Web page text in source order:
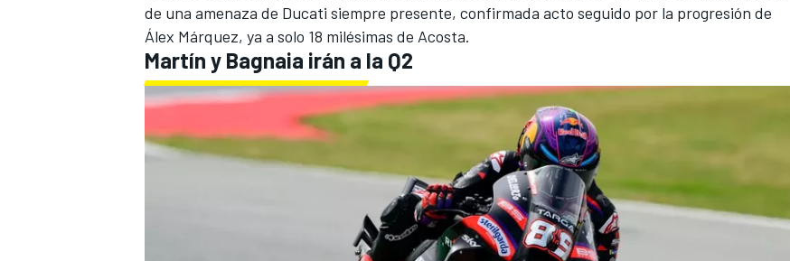
de una amenaza de Ducati siempre presente, confirmada acto seguido por la progresión de
Álex Márquez, ya a solo 18 milésimas de Acosta.
Martín y Bagnaia irán a la Q2